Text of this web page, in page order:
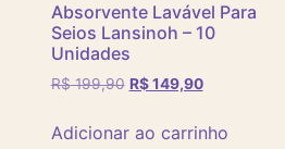
Absorvente Lavável Para
Seios Lansinoh – 10
Unidades
R$199,90 R$149,90
Adicionar ao carrinho